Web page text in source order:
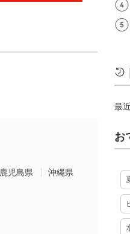
鹿児島県
沖縄県
最
お